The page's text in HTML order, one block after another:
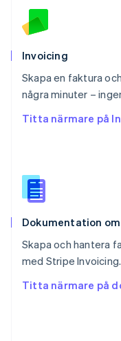
Invoicing
Skapa en faktura
några minuter –
Titta närmare på
Dokumentation
Skapa och hantera
med Stripe Invoicing.
Titta närmare på